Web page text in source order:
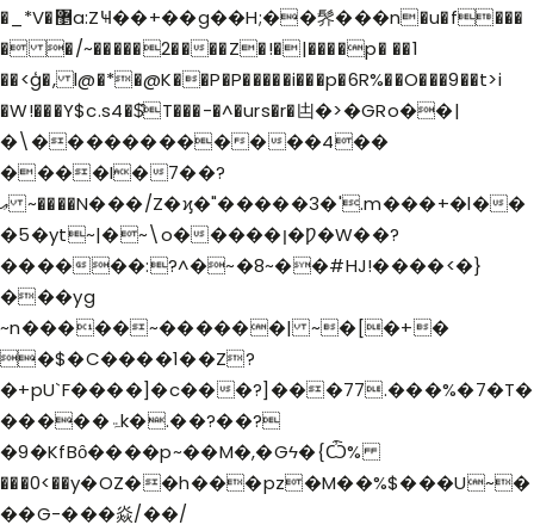
�_*V�޵a:ZҸ��+��g��H;��䯰���n�u�f���
� �/~�����2����Z�!�|����p� ��1
��<ģ�, l@�*�@K��P�P�����i���p�6R%��O���9��t>i
�W!���Y$c.s4�$̂T���-�^�urs�r�凷�>�GRo��|
�\������������4��
����I�7��?
ޢ ~����N���/Z�ϗ�"�����3�'.m���+�l��
�5�yt~|�~\o�����ן�Ƿ�W��?
������:?^�~�8~��#HJ!����<�}
���yg
~n�����~������| ~�[�+�
�$�C����1��Z?
�+pU`F����]�c���?]���77.���%�7�T�
�����ۃk�.��?��?
�9�KfBȏ����p~��M�,�Gϟ�{Ѽ%
���0<��y�OZ��h���pz�M��%$���U~�
��G-���焱/��/